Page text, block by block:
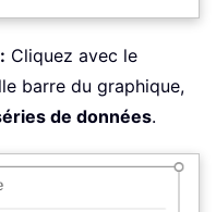
Cliquez avec le
barre du graphique,
de données.